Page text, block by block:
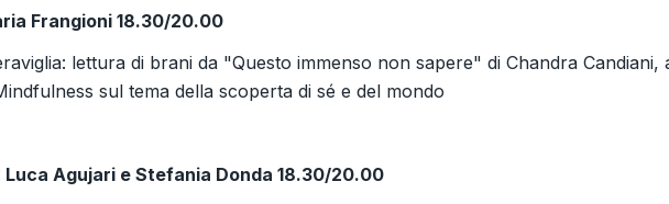
Frangioni 18.30/20.00
lettura di brani da "Questo immenso non sapere" di Chandra Candiani,
sul tema della scoperta di sé e del mondo
Agujari e Stefania Donda 18.30/20.00